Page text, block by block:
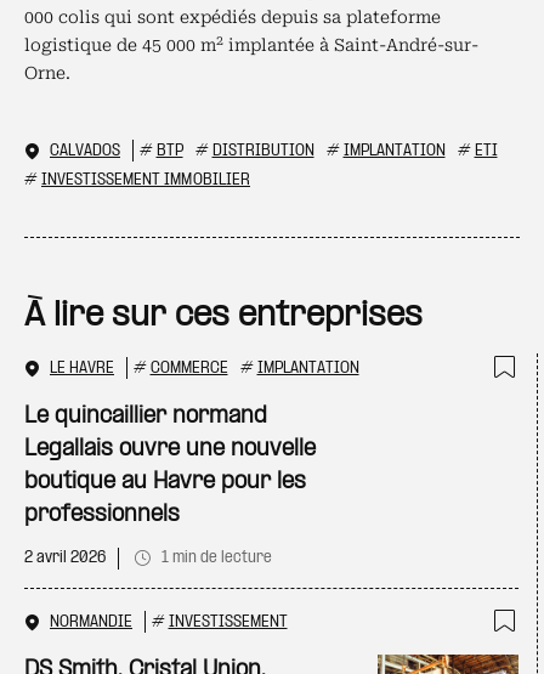
000 colis qui sont expédiés depuis sa plateforme
logistique de 45 000 m2 implantée à Saint-André-sur-
Orne.
CALVADOS # BTP # DISTRIBUTION # IMPLANTATION # ETI
# INVESTISSEMENT IMMOBILIER
À lire sur ces entreprises
LE HAVRE # COMMERCE # IMPLANTATION
Le quincaillier normand
Legallais ouvre une nouvelle
boutique au Havre pour les
professionnels
2 avril 2026 1 min de lecture
NORMANDIE # INVESTISSEMENT